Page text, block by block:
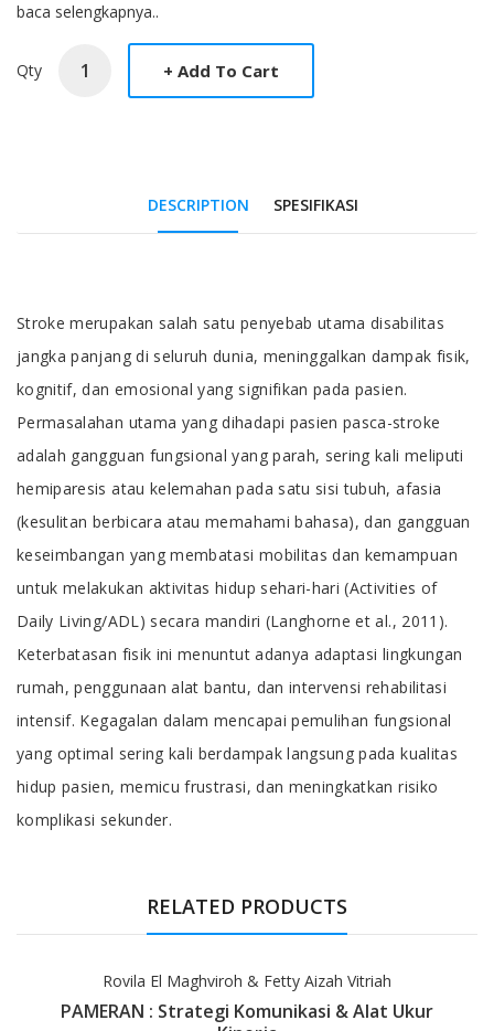
baca selengkapnya..
Qty
DESCRIPTION SPESIFIKASI
Tab Article
Stroke merupakan salah satu penyebab utama disabilitas
jangka panjang di seluruh dunia, meninggalkan dampak fisik,
kognitif, dan emosional yang signifikan pada pasien.
Permasalahan utama yang dihadapi pasien pasca-stroke
adalah gangguan fungsional yang parah, sering kali meliputi
hemiparesis atau kelemahan pada satu sisi tubuh, afasia
(kesulitan berbicara atau memahami bahasa), dan gangguan
keseimbangan yang membatasi mobilitas dan kemampuan
untuk melakukan aktivitas hidup sehari-hari (Activities of
Daily Living/ADL) secara mandiri (Langhorne et al., 2011).
Keterbatasan fisik ini menuntut adanya adaptasi lingkungan
rumah, penggunaan alat bantu, dan intervensi rehabilitasi
intensif. Kegagalan dalam mencapai pemulihan fungsional
yang optimal sering kali berdampak langsung pada kualitas
hidup pasien, memicu frustrasi, dan meningkatkan risiko
komplikasi sekunder.
RELATED PRODUCTS
Rovila El Maghviroh & Fetty Aizah Vitriah
PAMERAN : Strategi Komunikasi & Alat Ukur